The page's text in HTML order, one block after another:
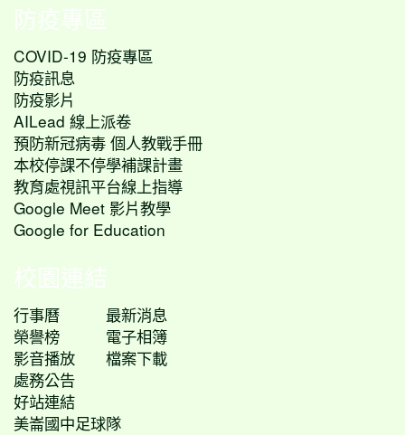
防疫專區
COVID-19 防疫專區
防疫訊息
防疫影片
AILead 線上派卷
預防新冠病毒 個人教戰手冊
本校停課不停學補課計畫
教育處視訊平台線上指導
Google Meet 影片教學
Google for Education
校園連結
行事曆
最新消息
榮譽榜
電子相簿
影音播放
檔案下載
處務公告
好站連結
美崙國中足球隊